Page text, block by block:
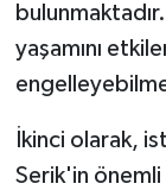
yaşamını
İkinci olarak,
Serik'in